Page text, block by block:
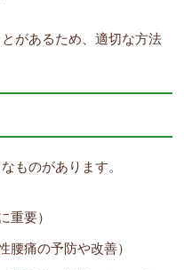
があるため、適切な方法
ものがあります。
重要）
腰痛の予防や改善）